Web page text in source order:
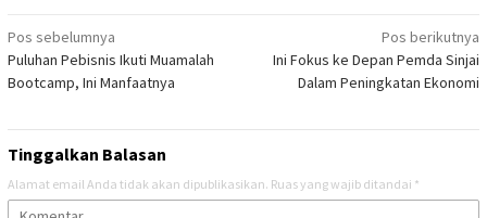
Navigasi
pos
Pos sebelumnya
Puluhan Pebisnis Ikuti Muamalah
Bootcamp, Ini Manfaatnya
Pos berikutnya
Ini Fokus ke Depan Pemda Sinjai
Dalam Peningkatan Ekonomi
Tinggalkan Balasan
Alamat email Anda tidak akan dipublikasikan. Ruas yang wajib ditandai *